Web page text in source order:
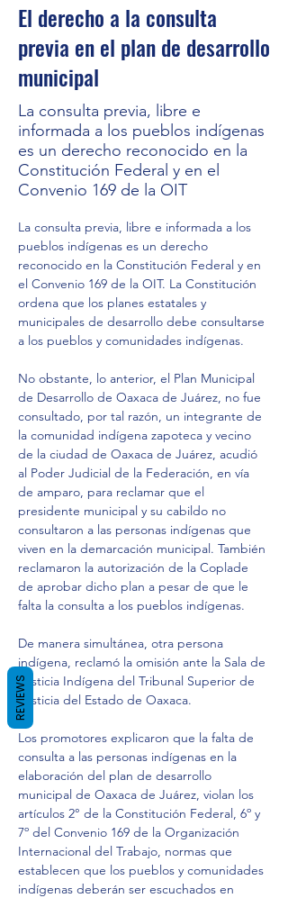
El derecho a la consulta
previa en el plan de desarrollo
municipal
La consulta previa, libre e
informada a los pueblos indígenas
es un derecho reconocido en la
Constitución Federal y en el
Convenio 169 de la OIT
La consulta previa, libre e informada a los
pueblos indígenas es un derecho
reconocido en la Constitución Federal y en
el Convenio 169 de la OIT. La Constitución
ordena que los planes estatales y
municipales de desarrollo debe consultarse
a los pueblos y comunidades indígenas.
No obstante, lo anterior, el Plan Municipal
de Desarrollo de Oaxaca de Juárez, no fue
consultado, por tal razón, un integrante de
la comunidad indígena zapoteca y vecino
de la ciudad de Oaxaca de Juárez, acudió
al Poder Judicial de la Federación, en vía
de amparo, para reclamar que el
presidente municipal y su cabildo no
consultaron a las personas indígenas que
viven en la demarcación municipal. También
reclamaron la autorización de la Coplade
de aprobar dicho plan a pesar de que le
falta la consulta a los pueblos indígenas.
De manera simultánea, otra persona
indígena, reclamó la omisión ante la Sala de
Justicia Indígena del Tribunal Superior de
Justicia del Estado de Oaxaca.
Los promotores explicaron que la falta de
consulta a las personas indígenas en la
elaboración del plan de desarrollo
municipal de Oaxaca de Juárez, violan los
artículos 2° de la Constitución Federal, 6º y
7º del Convenio 169 de la Organización
Internacional del Trabajo, normas que
establecen que los pueblos y comunidades
indígenas deberán ser escuchados en
REVIEWS